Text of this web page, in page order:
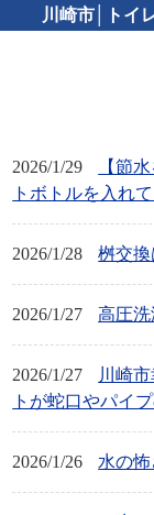
川崎市│トイ
2026/1/29
【節
トボトルを入れ
2026/1/28 桝交換
2026/1/27 高圧洗
2026/1/27
川崎
トが蛇口やパイ
2026/1/26 水の